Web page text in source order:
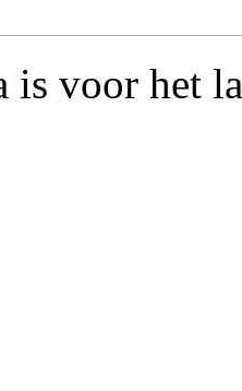
is voor het